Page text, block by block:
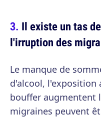
Il existe un tas
l'irruption des
Le manque de
d'alcool, l'exposition
bouffer augmentent
migraines peuvent